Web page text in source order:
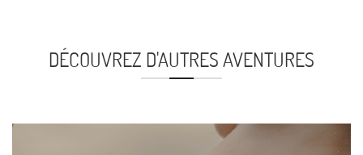
DÉCOUVREZ D'AUTRES AVENTURES